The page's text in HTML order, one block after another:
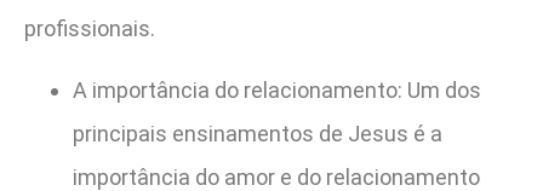
profissionais.
A importância do relacionamento: Um dos
principais ensinamentos de Jesus é a
importância do amor e do relacionamento